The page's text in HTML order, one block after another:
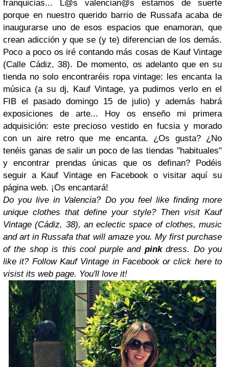
franquicias... L@s valencian@s estamos de suerte
porque en nuestro querido barrio de Russafa acaba de
inaugurarse uno de esos espacios que enamoran, que
crean adicción y que se (y te) diferencian de los demás.
Poco a poco os iré contando más cosas de Kauf Vintage
(Calle Cádiz, 38). De momento, os adelanto que en su
tienda no solo encontraréis ropa vintage: les encanta la
música (a su dj, Kauf Vintage, ya pudimos verlo en el
FIB el pasado domingo 15 de julio) y además habrá
exposiciones de arte... Hoy os enseño mi primera
adquisición: este precioso vestido en fucsia y morado
con un aire retro que me encanta. ¿Os gusta? ¿No
tenéis ganas de salir un poco de las tiendas "habituales"
y encontrar prendas únicas que os definan? Podéis
seguir a Kauf Vintage en Facebook o visitar aquí su
página web. ¡Os encantará!
Do you live in Valencia? Do you feel like finding more
unique clothes that define your style? Then visit Kauf
Vintage (Cádiz, 38), an eclectic space of clothes, music
and art in Russafa that will amaze you. My first purchase
of the shop is this cool purple and pinkdress. Do you
like it? Follow Kauf Vintage in Facebook or click here to
visist its web page. You'll love it!